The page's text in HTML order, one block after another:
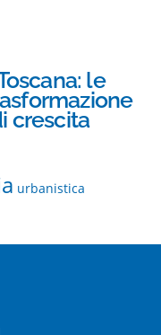
le
crescita
urbanistica